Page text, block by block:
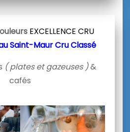
EXCELLENCE CRU
Saint-Maur Cru Classé
( plates et gazeuses )&
cafés